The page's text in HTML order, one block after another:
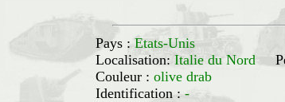
Pays :Etats-Unis
Localisation: Italie du Nord
Couleur : olive drab
Identification :-